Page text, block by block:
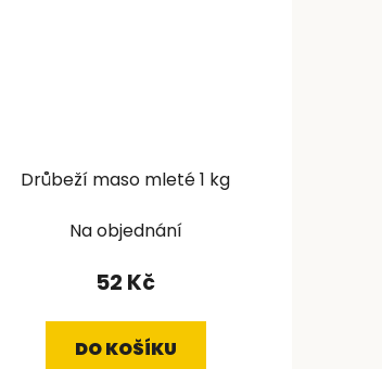
Drůbeží maso mleté 1 kg
Na objednání
52 Kč
DO KOŠÍKU